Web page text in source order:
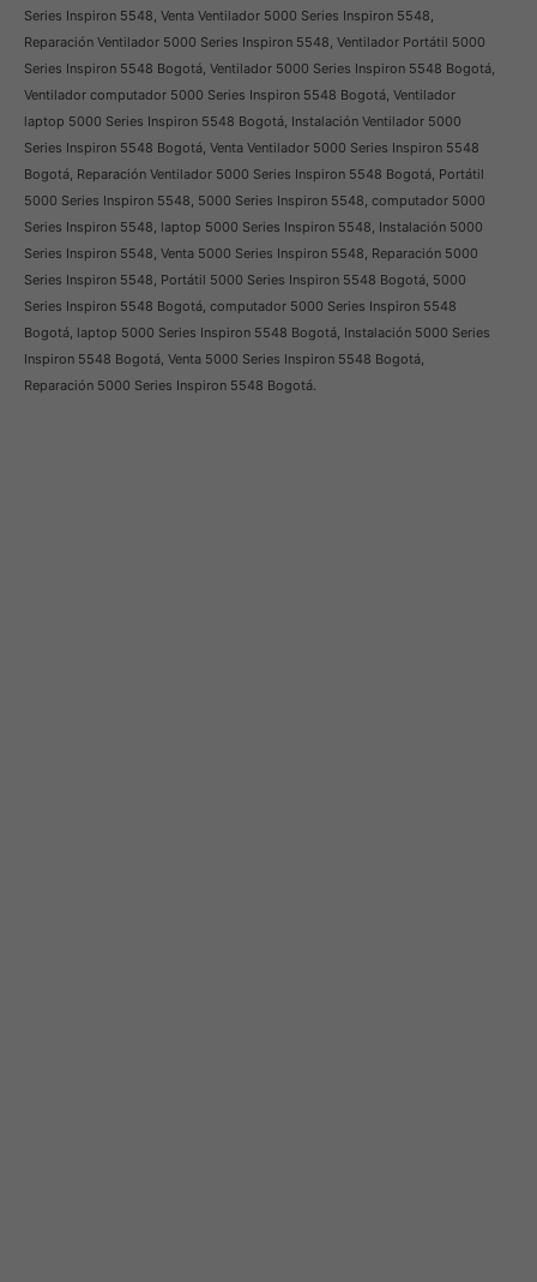
Series Inspiron 5548, Venta Ventilador 5000 Series Inspiron 5548,
Reparación Ventilador 5000 Series Inspiron 5548, Ventilador Portátil 5000
Series Inspiron 5548 Bogotá, Ventilador 5000 Series Inspiron 5548 Bogotá,
Ventilador computador 5000 Series Inspiron 5548 Bogotá, Ventilador
laptop 5000 Series Inspiron 5548 Bogotá, Instalación Ventilador 5000
Series Inspiron 5548 Bogotá, Venta Ventilador 5000 Series Inspiron 5548
Bogotá, Reparación Ventilador 5000 Series Inspiron 5548 Bogotá, Portátil
5000 Series Inspiron 5548, 5000 Series Inspiron 5548, computador 5000
Series Inspiron 5548, laptop 5000 Series Inspiron 5548, Instalación 5000
Series Inspiron 5548, Venta 5000 Series Inspiron 5548, Reparación 5000
Series Inspiron 5548, Portátil 5000 Series Inspiron 5548 Bogotá, 5000
Series Inspiron 5548 Bogotá, computador 5000 Series Inspiron 5548
Bogotá, laptop 5000 Series Inspiron 5548 Bogotá, Instalación 5000 Series
Inspiron 5548 Bogotá, Venta 5000 Series Inspiron 5548 Bogotá,
Reparación 5000 Series Inspiron 5548 Bogotá.